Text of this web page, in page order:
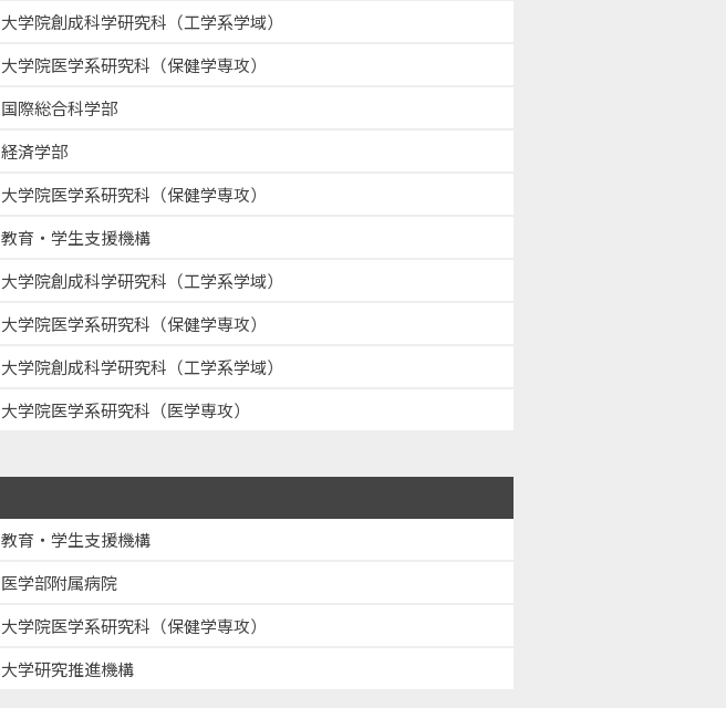
大学院創成科学研究科（工学系学域）
大学院医学系研究科（保健学専攻）
国際総合科学部
経済学部
大学院医学系研究科（保健学専攻）
教育・学生支援機構
大学院創成科学研究科（工学系学域）
大学院医学系研究科（保健学専攻）
大学院創成科学研究科（工学系学域）
大学院医学系研究科（医学専攻）
教育・学生支援機構
医学部附属病院
大学院医学系研究科（保健学専攻）
大学研究推進機構